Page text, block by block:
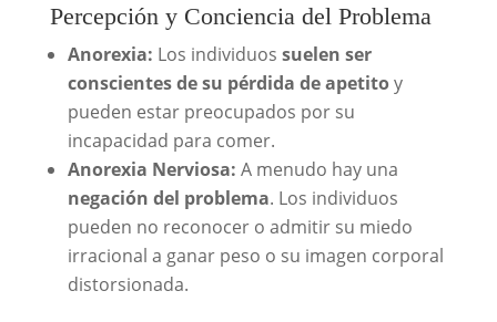
Percepción y Conciencia del Problema
Anorexia: Los individuos suelen ser
conscientes de su pérdida de apetitoy
pueden estar preocupados por su
incapacidad para comer.
Anorexia Nerviosa: A menudo hay una
negación del problema. Los individuos
pueden no reconocer o admitir su miedo
irracional a ganar peso o su imagen corporal
distorsionada.